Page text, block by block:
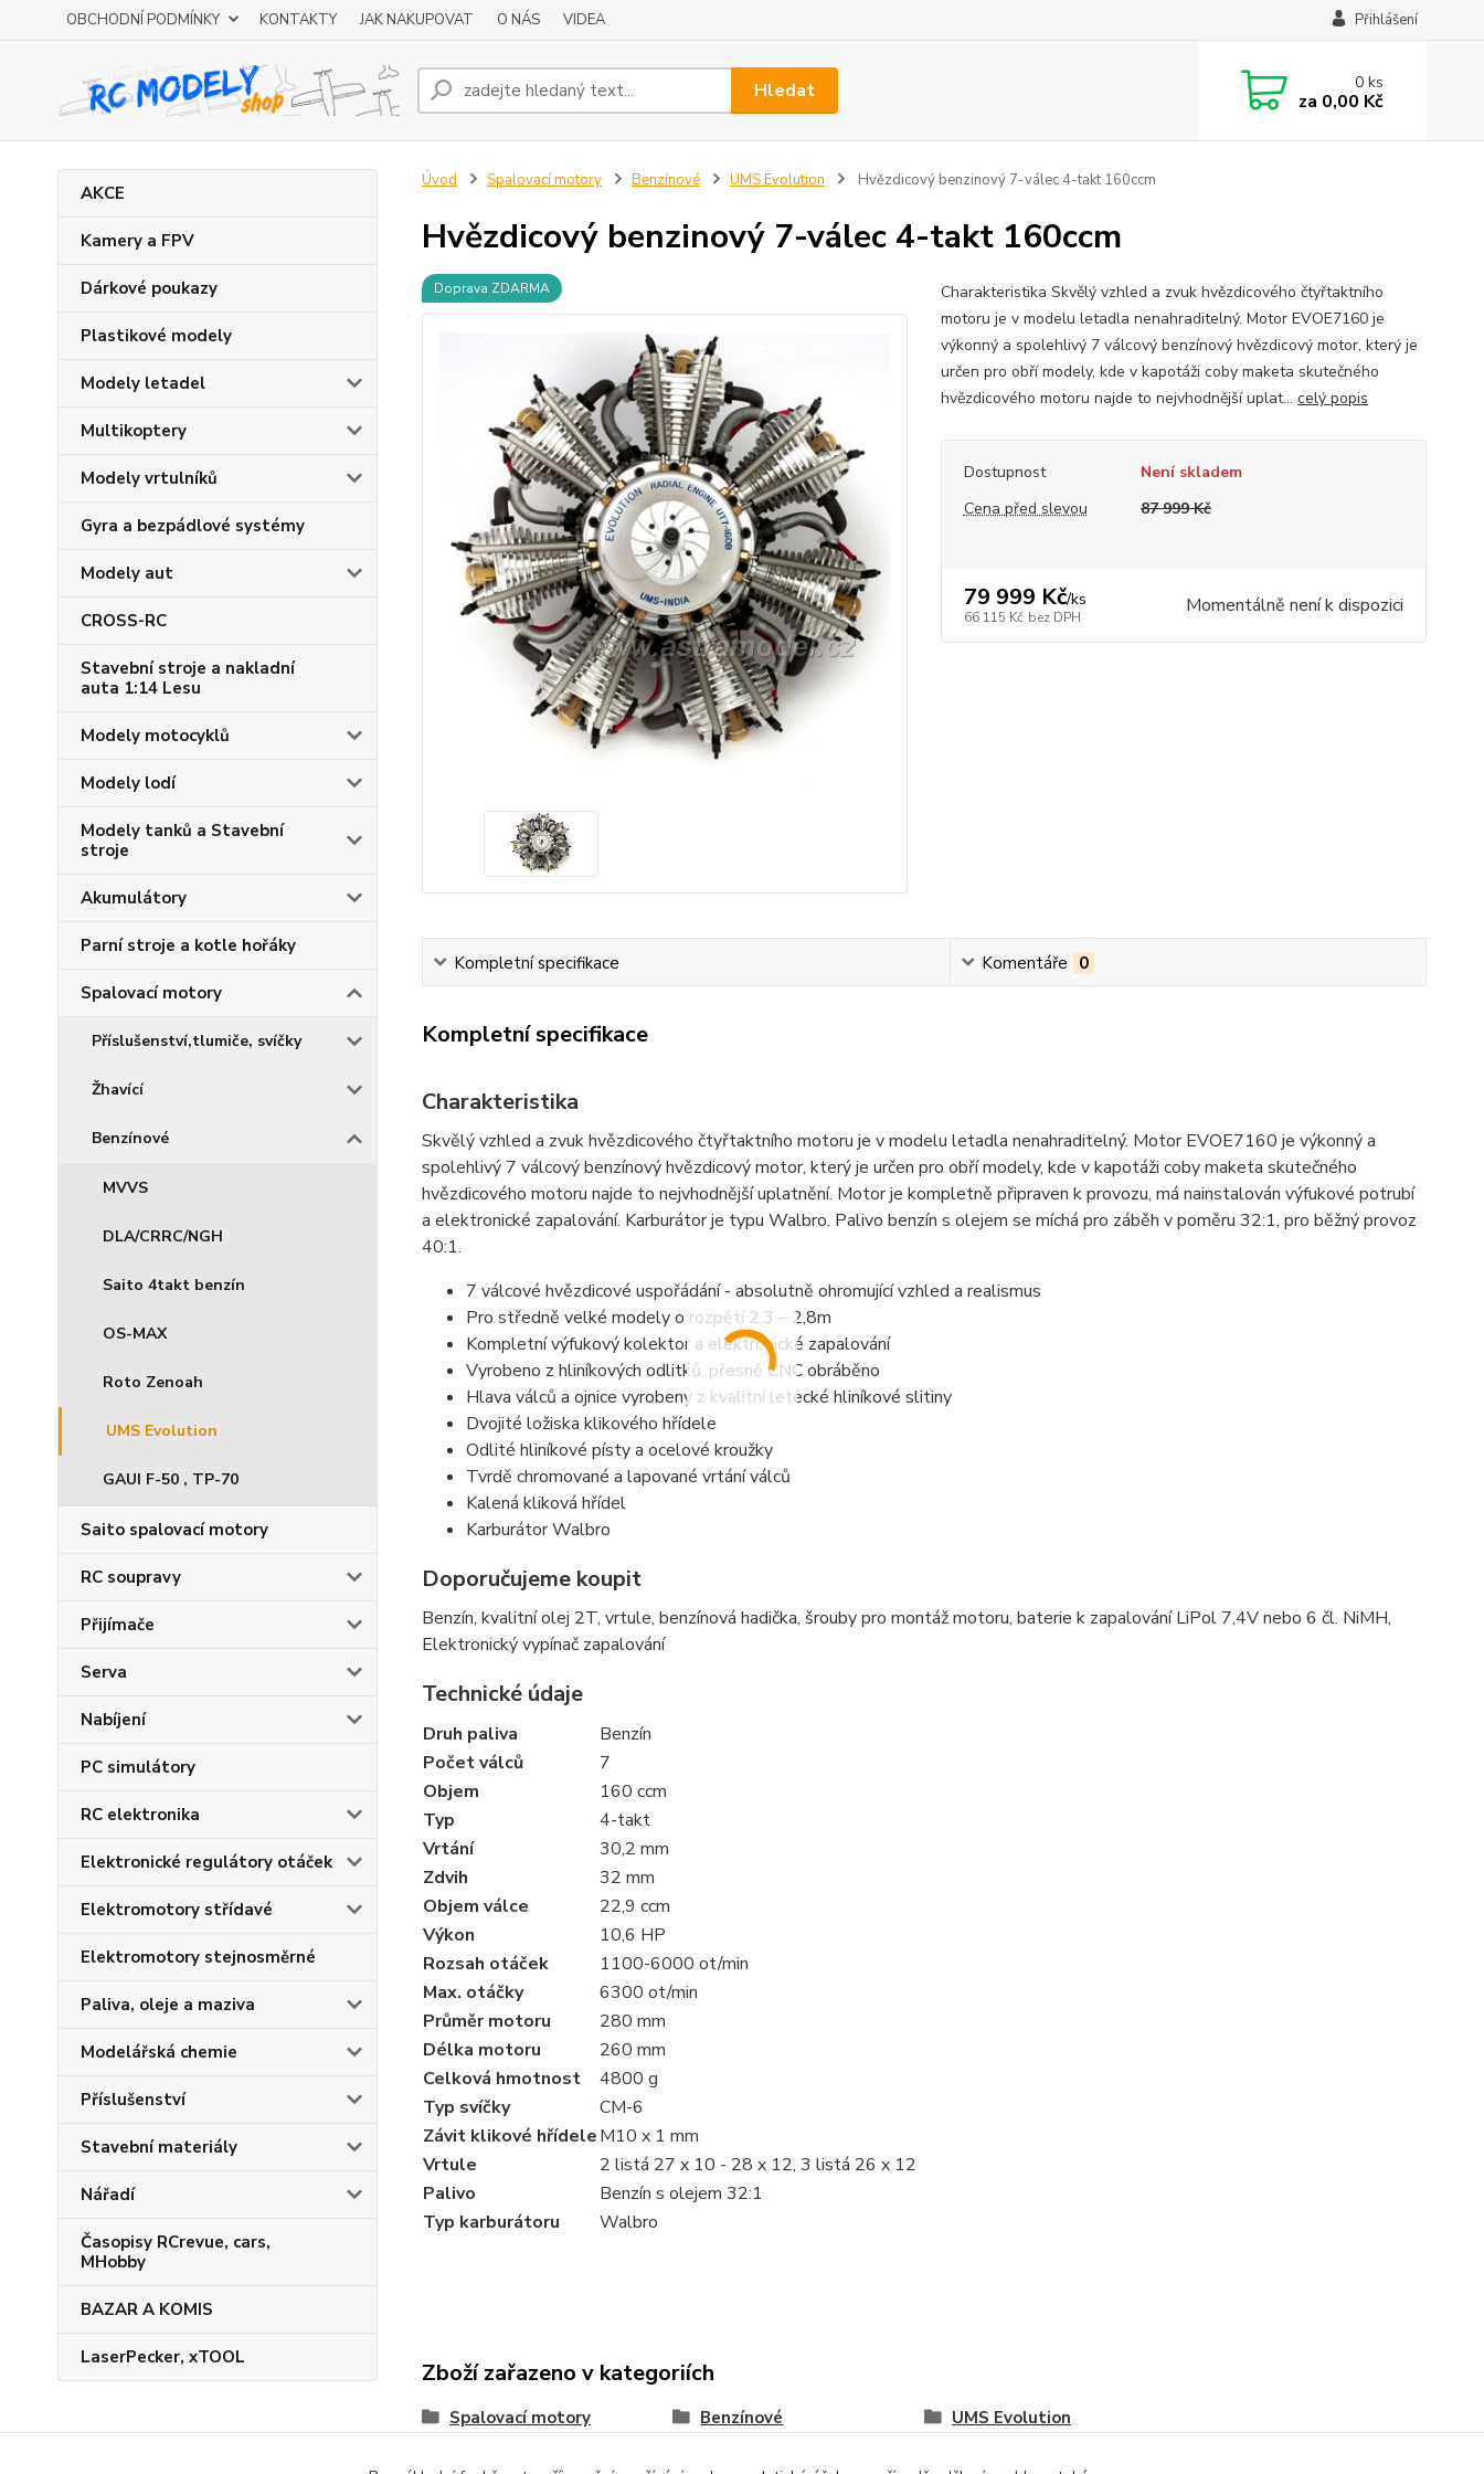
OBCHODNÍ PODMÍNKY KONTAKTY JAK NAKUPOVAT O NÁS VIDEA Přihlášení
Hledat 0ks
za 0,00 Kč
AKCE
Kamery a FPV
Dárkové poukazy
Plastikové modely
Modely letadel
Multikoptery
Modely vrtulníků
Gyra a bezpádlové systémy
Modely aut
CROSS-RC
Stavební stroje a nakladní
auta 1:14 Lesu
Modely motocyklů
Modely lodí
Modely tanků a Stavební
stroje
Akumulátory
Parní stroje a kotle hořáky
Spalovací motory
Příslušenství,tlumiče, svíčky
Žhavící
Benzínové
MVVS
DLA/CRRC/NGH
Saito 4takt benzín
OS-MAX
Roto Zenoah
UMS Evolution
GAUI F-50 , TP-70
Saito spalovací motory
RC soupravy
Přijímače
Serva
Nabíjení
PC simulátory
RC elektronika
Elektronické regulátory otáček
Elektromotory střídavé
Elektromotory stejnosměrné
Paliva, oleje a maziva
Modelářská chemie
Příslušenství
Stavební materiály
Nářadí
Časopisy RCrevue, cars,
MHobby
BAZAR A KOMIS
LaserPecker, xTOOL
Úvod Spalovací motory Benzínové UMS Evolution Hvězdicový benzinový 7-válec 4-takt 160ccm
Hvězdicový benzinový 7-válec 4-takt 160ccm
Doprava ZDARMA
Charakteristika Skvělý vzhled a zvuk hvězdicového čtyřtaktního
motoru je v modelu letadla nenahraditelný. Motor EVOE7160 je
výkonný a spolehlivý 7 válcový benzínový hvězdicový motor, který je
určen pro obří modely, kde v kapotáži coby maketa skutečného
hvězdicového motoru najde to nejvhodnější uplat... celý popis
Dostupnost
Není skladem
Cena před slevou
87 999 Kč
79 999 Kč/ks
66 115 Kč bez DPH Momentálně není k dispozici
Kompletní specifikace Komentáře 0
Kompletní specifikace
Charakteristika
Skvělý vzhled a zvuk hvězdicového čtyřtaktního motoru je v modelu letadla nenahraditelný. Motor EVOE7160 je výkonný a
spolehlivý 7 válcový benzínový hvězdicový motor, který je určen pro obří modely, kde v kapotáži coby maketa skutečného
hvězdicového motoru najde to nejvhodnější uplatnění. Motor je kompletně připraven k provozu, má nainstalován výfukové potrubí
a elektronické zapalování. Karburátor je typu Walbro. Palivo benzín s olejem se míchá pro záběh v poměru 32:1, pro běžný provoz
40:1.
7 válcové hvězdicové uspořádání - absolutně ohromující vzhled a realismus
Pro středně velké modely o rozpětí 2,3 – 2,8m
Kompletní výfukový kolektor a elektronické zapalování
Vyrobeno z hliníkových odlitků, přesně CNC obráběno
Hlava válců a ojnice vyrobeny z kvalitní letecké hliníkové slitiny
Dvojité ložiska klikového hřídele
Odlité hliníkové písty a ocelové kroužky
Tvrdě chromované a lapované vrtání válců
Kalená kliková hřídel
Karburátor Walbro
Doporučujeme koupit
Benzín, kvalitní olej 2T, vrtule, benzínová hadička, šrouby pro montáž motoru, baterie k zapalování LiPol 7,4V nebo 6 čl. NiMH,
Elektronický vypínač zapalování
Technické údaje
Druh paliva
Benzín
Počet válců
7
Objem
160 ccm
Typ
4-takt
Vrtání
30,2 mm
Zdvih
32 mm
Objem válce
22,9 ccm
Výkon
10,6 HP
Rozsah otáček
1100-6000 ot/min
Max. otáčky
6300 ot/min
Průměr motoru
280 mm
Délka motoru
260 mm
Celková hmotnost
4800 g
Typ svíčky
CM-6
Závit klikové hřídeleM10 x 1 mm
Vrtule
2 listá 27 x 10 - 28 x 12, 3 listá 26 x 12
Palivo
Benzín s olejem 32:1
Typ karburátoru
Walbro
Zboží zařazeno v kategoriích
Spalovací motory Benzínové UMS Evolution